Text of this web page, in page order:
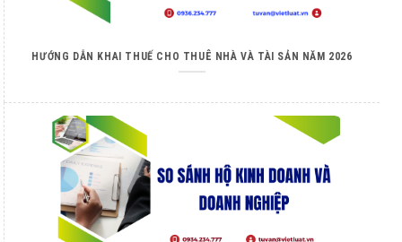
HƯỚNG DẪN KHAI THUẾ CHO THUÊ NHÀ VÀ TÀI SẢN NĂM 2026